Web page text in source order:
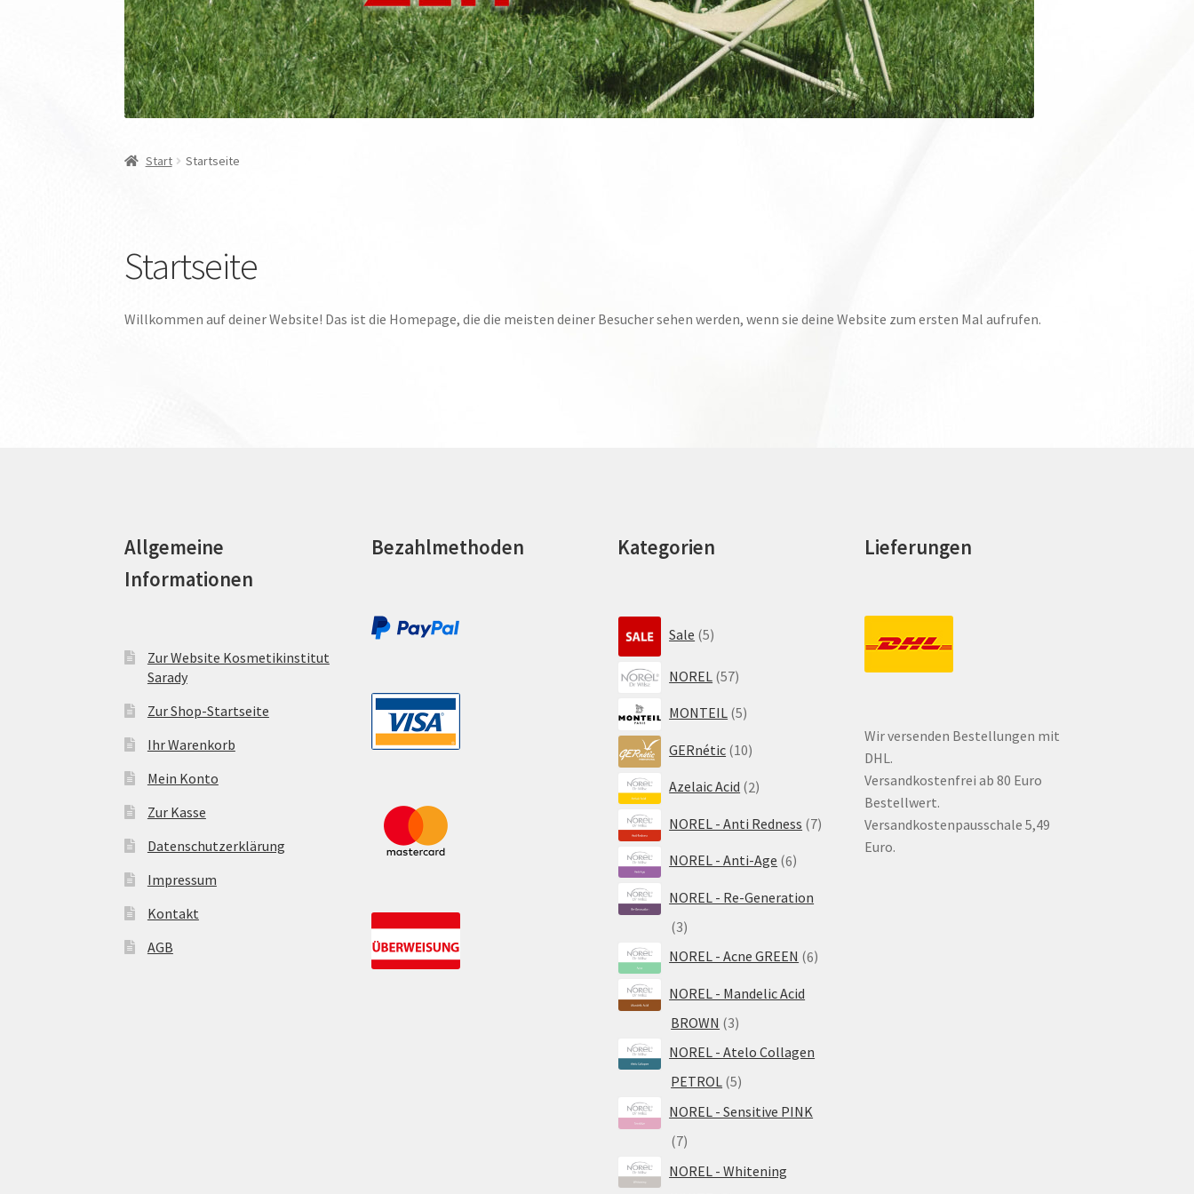
Start Startseite
Startseite
Willkommen auf deiner Website! Das ist die Homepage, die die meisten deiner Besucher sehen werden, wenn sie deine Website zum ersten Mal aufrufen.
Allgemeine
Informationen
Zur Website Kosmetikinstitut
Sarady
Zur Shop-Startseite
Ihr Warenkorb
Mein Konto
Zur Kasse
Datenschutzerklärung
Impressum
Kontakt
AGB
Bezahlmethoden Kategorien
Sale 5
5
Produkte
NOREL 5757
MONTEIL 55
GERnétic 1010
Azelaic Acid 22
NOREL - Anti Redness 77
Produkte
NOREL - Anti-Age 66
NOREL - Re-Generation
33
Produkte
NOREL - Acne GREEN 66
NOREL - Mandelic Acid
BROWN 33
Produkte
NOREL - Atelo Collagen
PETROL 55
Produkte
NOREL - Sensitive PINK
77
NOREL - Whitening
Lieferungen
Wir versenden Bestellungen mit
DHL.
Versandkostenfrei ab 80 Euro
Bestellwert.
Versandkostenpausschale 5,49
Euro.